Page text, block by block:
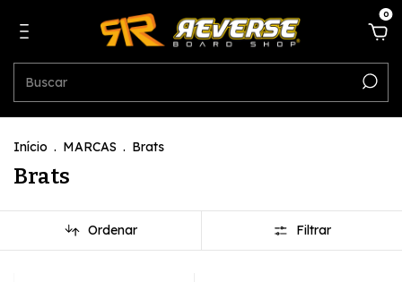
0
Início . MARCAS . Brats
Brats
Ordenar Filtrar